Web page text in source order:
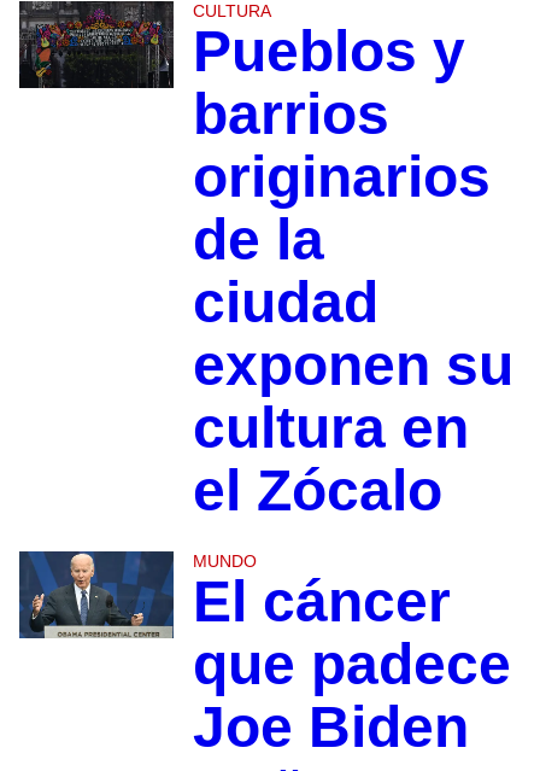
CULTURA
Pueblos y
barrios
originarios
de la
ciudad
exponen su
cultura en
el Zócalo
MUNDO
El cáncer
que padece
Joe Biden